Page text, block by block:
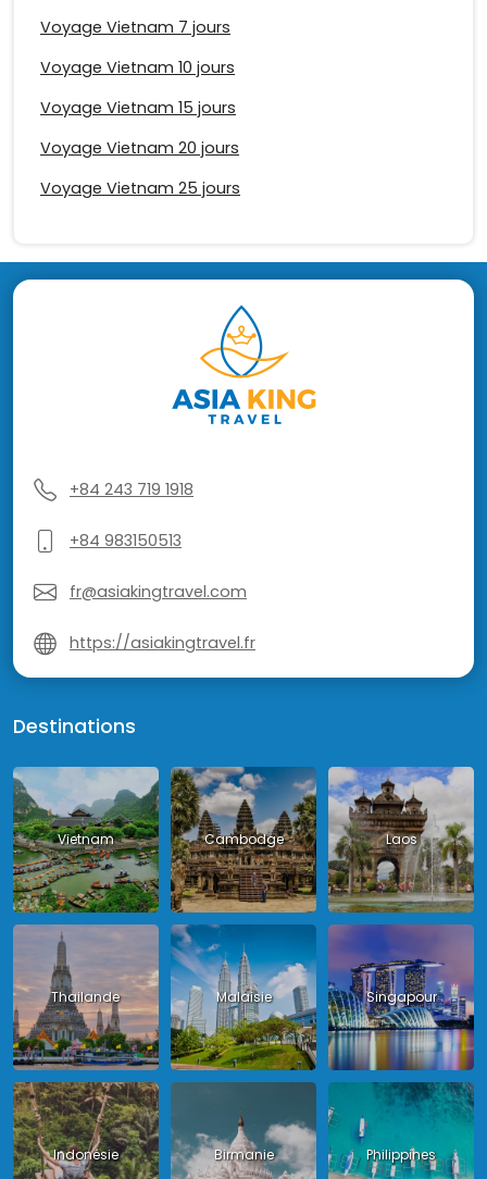
Voyage Vietnam 7 jours
Voyage Vietnam 10 jours
Voyage Vietnam 15 jours
Voyage Vietnam 20 jours
Voyage Vietnam 25 jours
+84 243 719 1918
+84 983150513
fr@asiakingtravel.com
https://asiakingtravel.fr
Destinations
Vietnam Cambodge Laos
Thailande Malaisie Singapour
Indonésie Birmanie Philippines